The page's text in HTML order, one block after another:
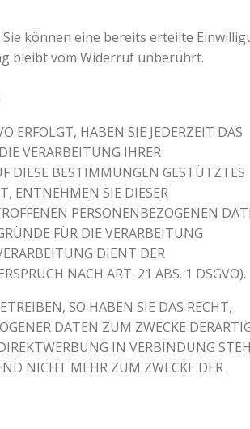
können eine bereits erteilte
bleibt vom Widerruf unberührt.
ERFOLGT, HABEN SIE JEDERZEIT DAS
VERARBEITUNG IHRER
DIESE BESTIMMUNGEN GESTÜTZTES
ENTNEHMEN SIE DIESER
PERSONENBEZOGENEN
FÜR DIE VERARBEITUNG
DIENT DER
NACH ART. 21 ABS. 1 DSGVO).
SO HABEN SIE DAS RECHT,
DATEN ZUM ZWECKE
IN VERBINDUNG
NICHT MEHR ZUM ZWECKE DER